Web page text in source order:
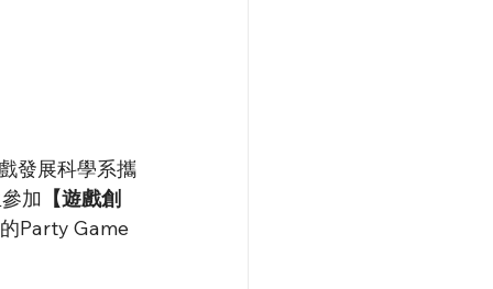
發展科學系攜
加 【遊戲創
Party Game